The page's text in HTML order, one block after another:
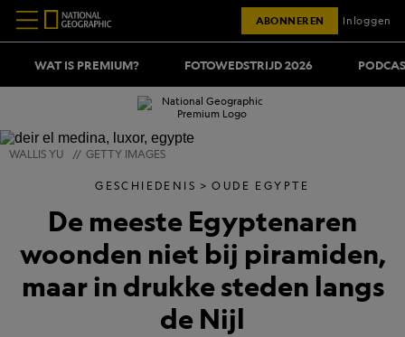
WAT IS PREMIUM? FOTOWEDSTRIJD 2026
ABONNEREN Inloggen
WALLIS YU // GETTY IMAGES
GESCHIEDENIS OUDE EGYPTE
De meeste Egyptenaren
woonden niet bij piramiden,
maar in drukke steden langs
de Nijl